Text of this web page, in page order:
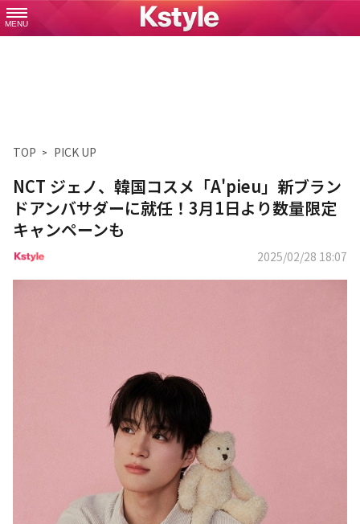
MENU
TOP PICK UP
NCT ジェノ、韓国コスメ「A'pieu」新ブラン
ドアンバサダーに就任！3月1日より数量限定
キャンペーンも
2025/02/28 18:07